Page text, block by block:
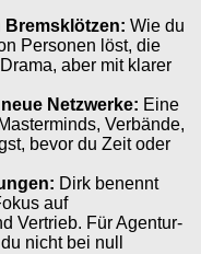
Bremsklötzen: Wie du
Personen löst, die
aber mit klarer
Netzwerke: Eine
Verbände,
bevor du Zeit oder
Dirk benennt
auf
Vertrieb. Für Agentur-
nicht bei null